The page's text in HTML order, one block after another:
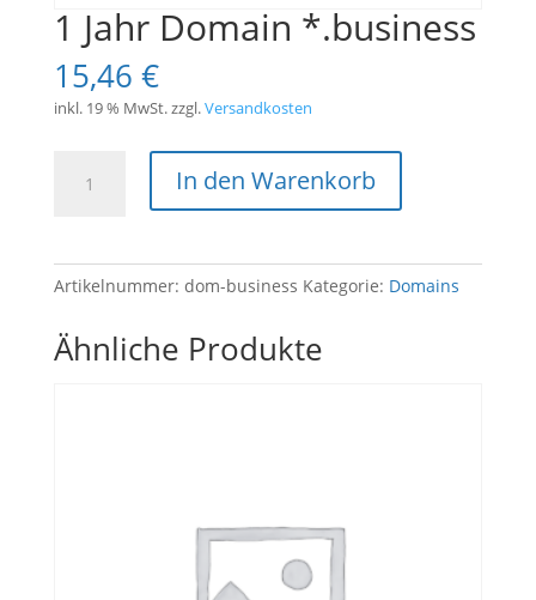
1 Jahr Domain *.business
15,46 €
inkl. 19 % MwSt.zzgl.Versandkosten
Menge
In den Warenkorb
Artikelnummer: dom-business Kategorie: Domains
Ähnliche Produkte